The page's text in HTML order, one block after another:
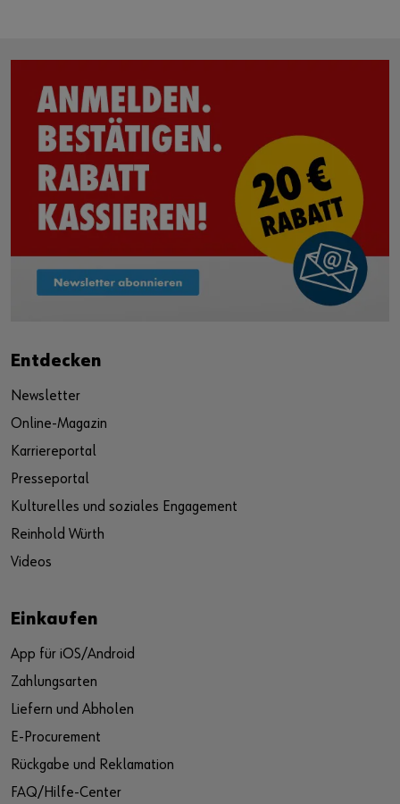
Entdecken
Newsletter
Online-Magazin
Karriereportal
Presseportal
Kulturelles und soziales Engagement
Reinhold Würth
Videos
Einkaufen
App für iOS/Android
Zahlungsarten
Liefern und Abholen
E-Procurement
Rückgabe und Reklamation
FAQ/Hilfe-Center